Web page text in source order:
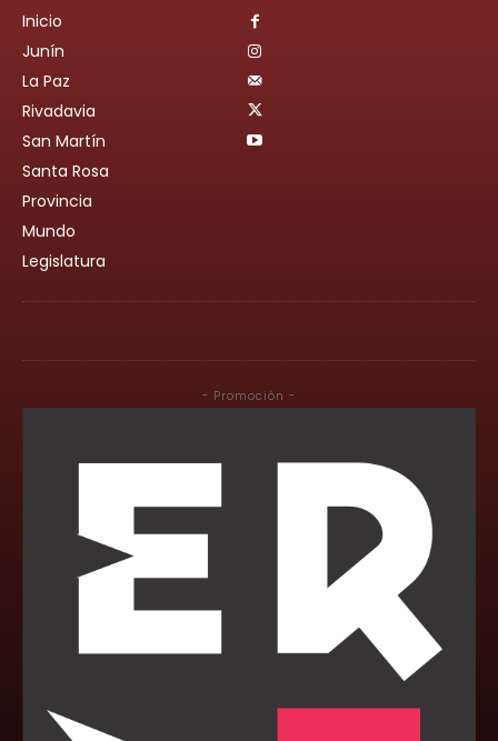
Inicio
Junín
La Paz
Rivadavia
San Martín
Santa Rosa
Provincia
Mundo
Legislatura
- Promoción -